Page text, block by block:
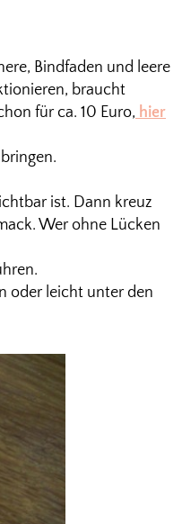
Bindfaden und leere
braucht
für ca. 10 Euro, hier
ist. Dann kreuz
Wer ohne Lücken
oder leicht unter den